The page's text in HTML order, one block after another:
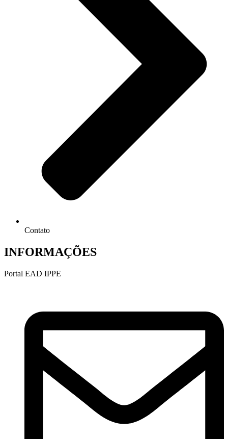
Contato
INFORMAÇÕES
Portal EAD IPPE